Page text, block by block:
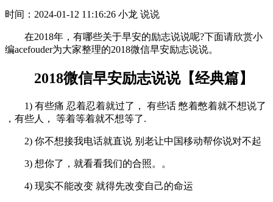
时间： 2024-01-12 11:16:26 小龙 说说
在2018年，有哪些关于早安的励志说说呢?下面请欣赏小
编acefouder为大家整理的2018微信早安励志说说。
2018微信早安励志说说【经典篇】
1) 有些痛 忍着忍着就过了， 有些话 憋着憋着就不想说了
，有些人， 等着等着就不想等了.
2) 你不想接我电话就直说 别老让中国移动帮你说对不起
3) 想你了，就看看我们的合照。。
4) 现实不能改变 就得先改变自己的命运